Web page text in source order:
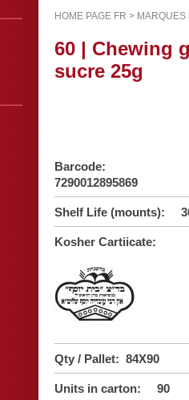
HOME PAGE FR > MARQUES
60 | Chewing
sucre 25g
Barcode:
7290012895869
Shelf Life (mounts):
Kosher Cartiicate:
Qty / Pallet: 84X90
Units in carton: 90